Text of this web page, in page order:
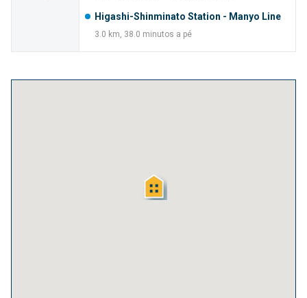
Higashi-Shinminato Station - Manyo Line
3.0 km, 38.0 minutos a pé